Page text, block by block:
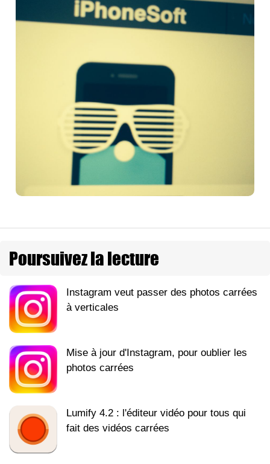
Poursuivez la lecture
Instagram veut passer des photos carrées
à verticales
Mise à jour d'Instagram, pour oublier les
photos carrées
Lumify 4.2 : l'éditeur vidéo pour tous qui
fait des vidéos carrées